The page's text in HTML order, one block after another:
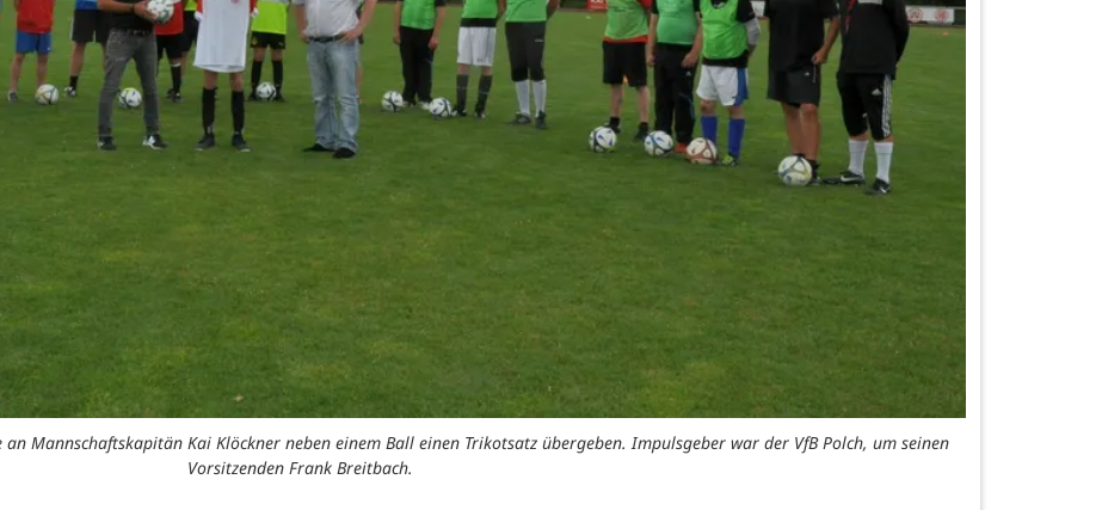
Mannschaftskapitän Kai Klöckner neben einem Ball einen Trikotsatz übergeben. Impulsgeber war der VfB Polch, um seinen
Vorsitzenden Frank Breitbach.